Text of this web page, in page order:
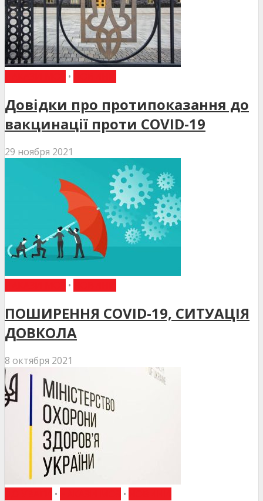
•
Довідки про протипоказання до
вакцинації проти COVID-19
29 ноября 2021
•
ПОШИРЕННЯ COVID-19, СИТУАЦІЯ
ДОВКОЛА
8 октября 2021
• •